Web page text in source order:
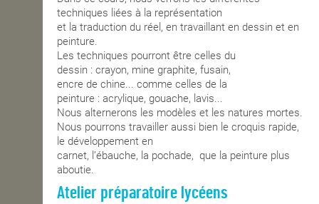
techniques liées à la représentation
et la traduction du réel, en travaillant en dessin et en
peinture.
Les techniques pourront être celles du
dessin : crayon, mine graphite, fusain,
encre de chine... comme celles de la
peinture : acrylique, gouache, lavis...
Nous alternerons les modèles et les natures mortes.
Nous pourrons travailler aussi bien le croquis rapide,
le développement en
carnet, l ’ébauche, la pochade, que la peinture pl us
aboutie.
Atelier préparatoire lycéens